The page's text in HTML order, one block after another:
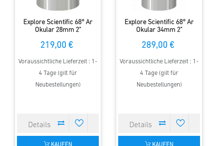
Explore Scientific 68° Ar
Okular 28mm 2"
219,00 €
Voraussichtliche Lieferzeit : 1-
4 Tage (gilt für
Neubestellungen)
Explore Scientific 68° Ar
Okular 34mm 2"
289,00 €
Voraussichtliche Lieferzeit : 1-
4 Tage (gilt für
Neubestellungen)